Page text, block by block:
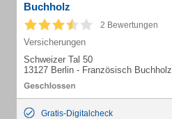
Buchholz
2 Bewertungen
Versicherungen
Schweizer Tal 50
13127 Berlin - Französisch Buchholz
Gratis-Digitalcheck